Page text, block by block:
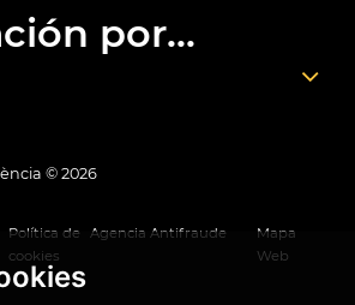
por...
© 2026
Política de
cookies
Agencia Antifraude
Mapa
Web